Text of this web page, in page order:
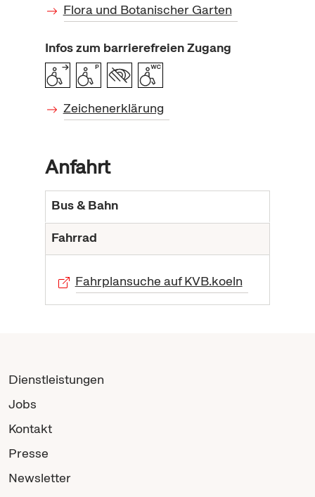
Flora und Botanischer Garten
Infos zum barrierefreien Zugang
Zeichenerklärung
Anfahrt
Bus & Bahn
Fahrrad
Fahrplansuche auf KVB.koeln
Dienstleistungen
Jobs
Kontakt
Presse
Newsletter